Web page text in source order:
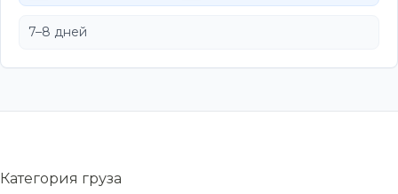
7–8 дней
Категория груза